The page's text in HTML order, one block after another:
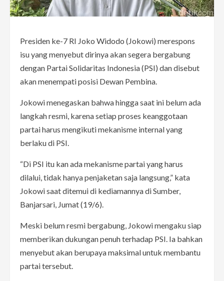
Presiden ke-7 RI Joko Widodo (Jokowi) merespons
isu yang menyebut dirinya akan segera bergabung
dengan Partai Solidaritas Indonesia (PSI) dan disebut
akan menempati posisi Dewan Pembina.
Jokowi menegaskan bahwa hingga saat ini belum ada
langkah resmi, karena setiap proses keanggotaan
partai harus mengikuti mekanisme internal yang
berlaku di PSI.
“Di PSI itu kan ada mekanisme partai yang harus
dilalui, tidak hanya penjaketan saja langsung,” kata
Jokowi saat ditemui di kediamannya di Sumber,
Banjarsari, Jumat (19/6).
Meski belum resmi bergabung, Jokowi mengaku siap
memberikan dukungan penuh terhadap PSI. Ia bahkan
menyebut akan berupaya maksimal untuk membantu
partai tersebut.